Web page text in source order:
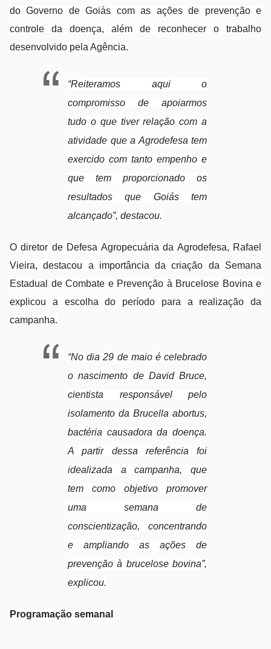
do Governo de Goiás com as ações de prevenção e
controle da doença, além de reconhecer o trabalho
desenvolvido pela Agência.
“Reiteramos aqui o
compromisso de apoiarmos
tudo o que tiver relação com a
atividade que a Agrodefesa tem
exercido com tanto empenho e
que tem proporcionado os
resultados que Goiás tem
alcançado”, destacou.
O diretor de Defesa Agropecuária da Agrodefesa, Rafael
Vieira, destacou a importância da criação da Semana
Estadual de Combate e Prevenção à Brucelose Bovina e
explicou a escolha do período para a realização da
campanha.
“No dia 29 de maio é celebrado
o nascimento de David Bruce,
cientista responsável pelo
isolamento da Brucella abortus,
bactéria causadora da doença.
A partir dessa referência foi
idealizada a campanha, que
tem como objetivo promover
uma semana de
conscientização, concentrando
e ampliando as ações de
prevenção à brucelose bovina”,
explicou.
Programação semanal